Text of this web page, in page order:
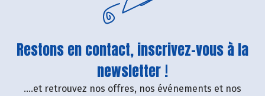
Restons en contact, inscrivez-vous à la
newsletter !
....et retrouvez nos offres, nos événements et nos